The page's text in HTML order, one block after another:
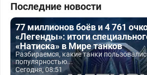
Последние новости
77 миллионов боёв и 4 761
«Легенды»: итоги
«Натиска» в Мире танков
Разбираемся, какие танки
популярностью...
Сегодня, 08:51